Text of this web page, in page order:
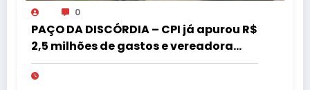
0
PAÇO DA DISCÓRDIA – CPI já apurou R$
2,5 milhões de gastos e vereadora
pede “acordo” para aprovar R$ 9,5
milhões